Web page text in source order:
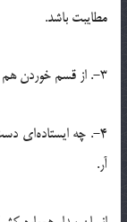
مطایبت باشد.
3-. از قسم خوردن هم اگر چه به راست، احتراز کن.
4-. چه ایستاده‌اى
آر.